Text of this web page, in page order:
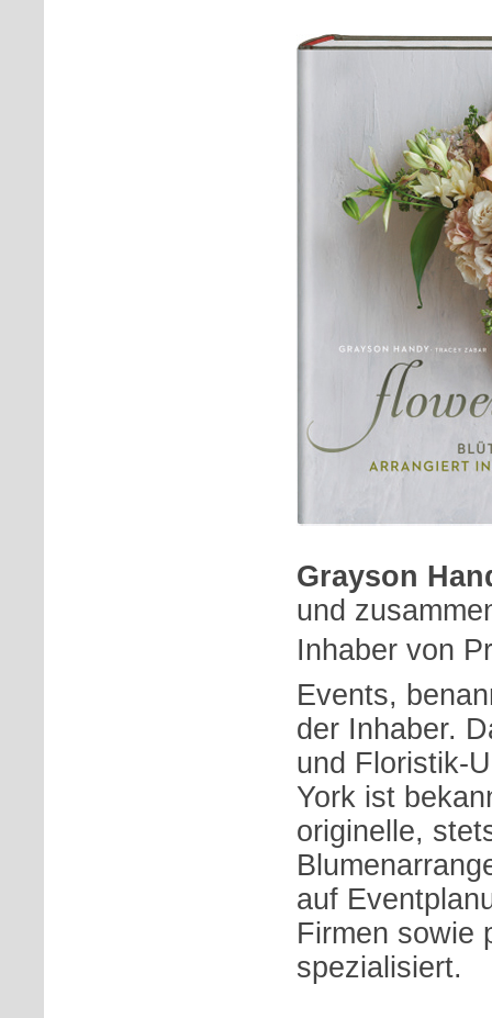
Grayson
und
Inhaber von
Events,
der Inhaber.
und Floristik-
York ist
originelle,
auf
Firmen sowie
spezialisiert.